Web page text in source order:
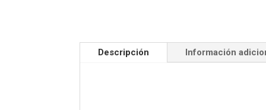
Descripción Información